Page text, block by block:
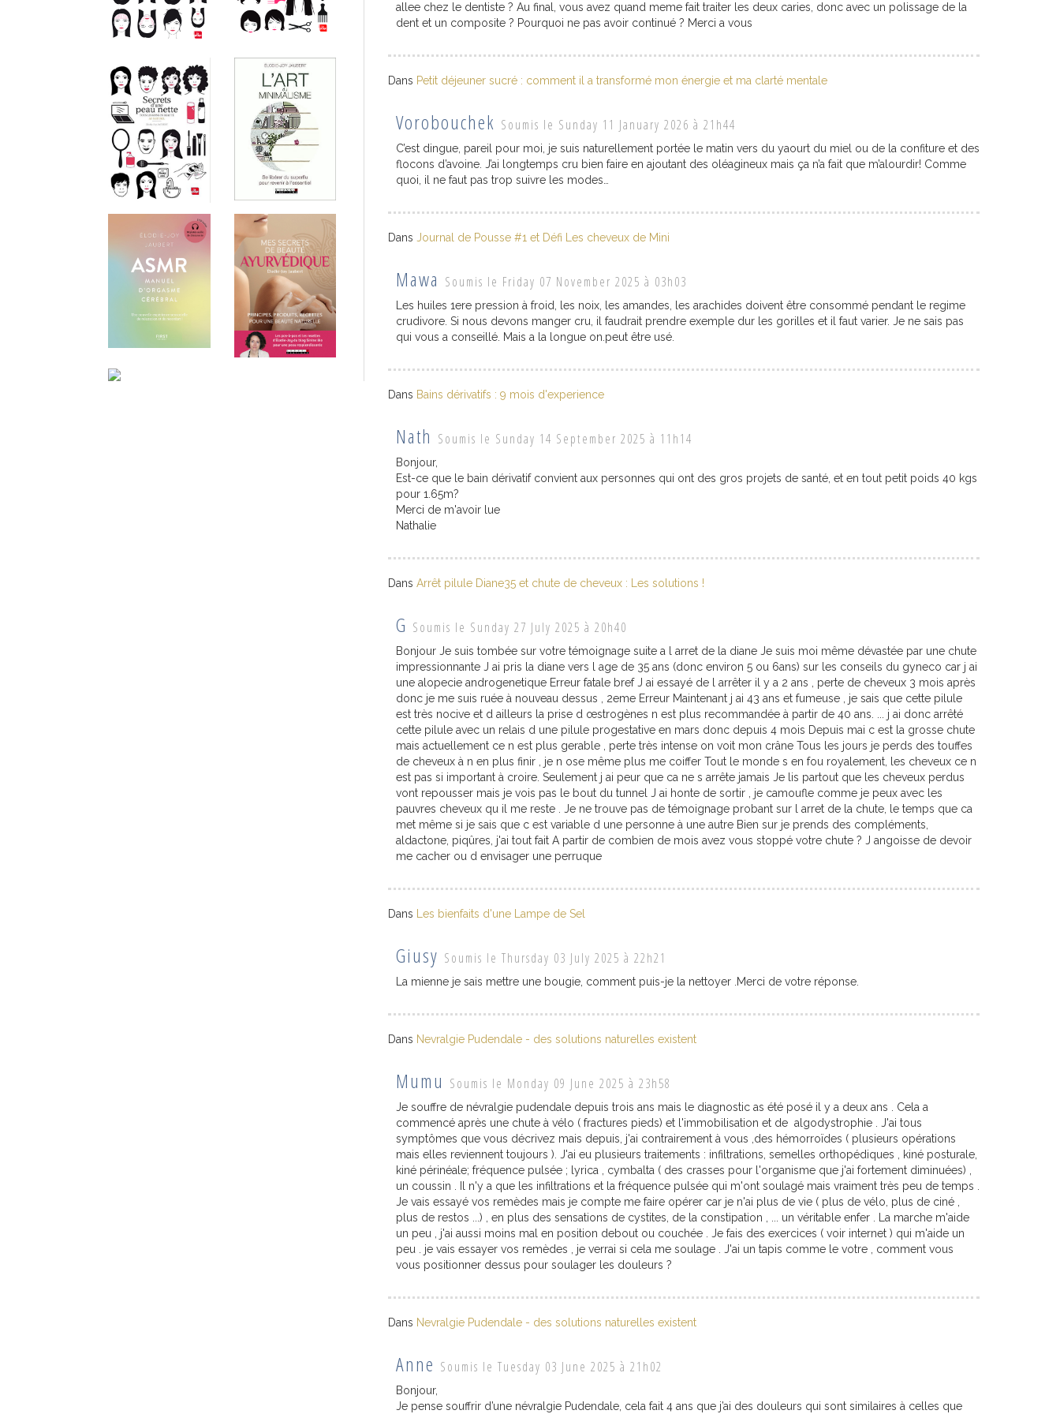
allee chez le dentiste ? Au final, vous avez quand meme fait traiter les deux caries, donc avec un polissage de la
dent et un composite ? Pourquoi ne pas avoir continué ? Merci a vous
Dans Petit déjeuner sucré : comment il a transformé mon énergie et ma clarté mentale
Vorobouchek Soumis le Sunday 11 January 2026 à 21h44
C’est dingue, pareil pour moi, je suis naturellement portée le matin vers du yaourt du miel ou de la confiture et des
flocons d’avoine. J’ai longtemps cru bien faire en ajoutant des oléagineux mais ça n’a fait que m’alourdir! Comme
quoi, il ne faut pas trop suivre les modes…
Dans Journal de Pousse #1 et Défi Les cheveux de Mini
Mawa Soumis le Friday 07 November 2025 à 03h03
Les huiles 1ere pression à froid, les noix, les amandes, les arachides doivent être consommé pendant le regime
crudivore. Si nous devons manger cru, il faudrait prendre exemple dur les gorilles et il faut varier. Je ne sais pas
qui vous a conseillé. Mais a la longue on.peut être usé.
Dans Bains dérivatifs : 9 mois d'experience
Nath Soumis le Sunday 14 September 2025 à 11h14
Bonjour,
Est-ce que le bain dérivatif convient aux personnes qui ont des gros projets de santé, et en tout petit poids 40 kgs
pour 1.65m?
Merci de m'avoir lue
Nathalie
Dans Arrêt pilule Diane35 et chute de cheveux : Les solutions !
G Soumis le Sunday 27 July 2025 à 20h40
Bonjour Je suis tombée sur votre témoignage suite a l arret de la diane Je suis moi même dévastée par une chute
impressionnante J ai pris la diane vers l age de 35 ans (donc environ 5 ou 6ans) sur les conseils du gyneco car j ai
une alopecie androgenetique Erreur fatale bref J ai essayé de l arrêter il y a 2 ans , perte de cheveux 3 mois après
donc je me suis ruée à nouveau dessus , 2eme Erreur Maintenant j ai 43 ans et fumeuse , je sais que cette pilule
est très nocive et d ailleurs la prise d œstrogènes n est plus recommandée à partir de 40 ans. ... j ai donc arrêté
cette pilule avec un relais d une pilule progestative en mars donc depuis 4 mois Depuis mai c est la grosse chute
mais actuellement ce n est plus gerable , perte très intense on voit mon crâne Tous les jours je perds des touffes
de cheveux à n en plus finir , je n ose même plus me coiffer Tout le monde s en fou royalement, les cheveux ce n
est pas si important à croire. Seulement j ai peur que ca ne s arrête jamais Je lis partout que les cheveux perdus
vont repousser mais je vois pas le bout du tunnel J ai honte de sortir , je camoufle comme je peux avec les
pauvres cheveux qu il me reste . Je ne trouve pas de témoignage probant sur l arret de la chute, le temps que ca
met même si je sais que c est variable d une personne à une autre Bien sur je prends des compléments,
aldactone, piqûres, j'ai tout fait A partir de combien de mois avez vous stoppé votre chute ? J angoisse de devoir
me cacher ou d envisager une perruque
Dans Les bienfaits d'une Lampe de Sel
Giusy Soumis le Thursday 03 July 2025 à 22h21
La mienne je sais mettre une bougie, comment puis-je la nettoyer .Merci de votre réponse.
Dans Nevralgie Pudendale - des solutions naturelles existent
Mumu Soumis le Monday 09 June 2025 à 23h58
Je souffre de névralgie pudendale depuis trois ans mais le diagnostic as été posé il y a deux ans . Cela a
commencé après une chute à vélo ( fractures pieds) et l'immobilisation et de algodystrophie . J'ai tous
symptômes que vous décrivez mais depuis, j'ai contrairement à vous ,des hémorroïdes ( plusieurs opérations
mais elles reviennent toujours ). J'ai eu plusieurs traitements : infiltrations, semelles orthopédiques , kiné posturale,
kiné périnéale; fréquence pulsée ; lyrica , cymbalta ( des crasses pour l'organisme que j'ai fortement diminuées) ,
un coussin . Il n'y a que les infiltrations et la fréquence pulsée qui m'ont soulagé mais vraiment très peu de temps .
Je vais essayé vos remèdes mais je compte me faire opérer car je n'ai plus de vie ( plus de vélo, plus de ciné ,
plus de restos ...) , en plus des sensations de cystites, de la constipation , ... un véritable enfer . La marche m'aide
un peu , j'ai aussi moins mal en position debout ou couchée . Je fais des exercices ( voir internet ) qui m'aide un
peu . je vais essayer vos remèdes , je verrai si cela me soulage . J'ai un tapis comme le votre , comment vous
vous positionner dessus pour soulager les douleurs ?
Dans Nevralgie Pudendale - des solutions naturelles existent
Anne Soumis le Tuesday 03 June 2025 à 21h02
Bonjour,
Je pense souffrir d’une névralgie Pudendale, cela fait 4 ans que j’ai des douleurs qui sont similaires à celles que